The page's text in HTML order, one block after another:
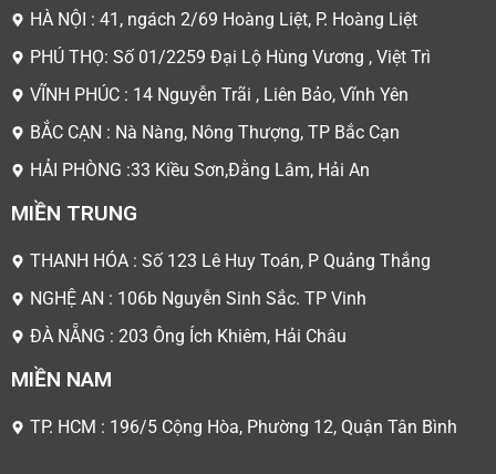
HÀ NỘI : 41, ngách 2/69 Hoàng Liệt, P. Hoàng Liệt
PHÚ THỌ: Số 01/2259 Đại Lộ Hùng Vương , Việt Trì
VĨNH PHÚC : 14 Nguyễn Trãi , Liên Bảo, Vĩnh Yên
BẮC CẠN : Nà Nàng, Nông Thượng, TP Bắc Cạn
HẢI PHÒNG :33 Kiều Sơn,Đằng Lâm, Hải An
MIỀN TRUNG
THANH HÓA : Số 123 Lê Huy Toán, P Quảng Thắng
NGHỆ AN : 106b Nguyễn Sinh Sắc. TP Vinh
ĐÀ NẴNG : 203 Ông Ích Khiêm, Hải Châu
MIỀN NAM
TP. HCM : 196/5 Cộng Hòa, Phường 12, Quận Tân Bình